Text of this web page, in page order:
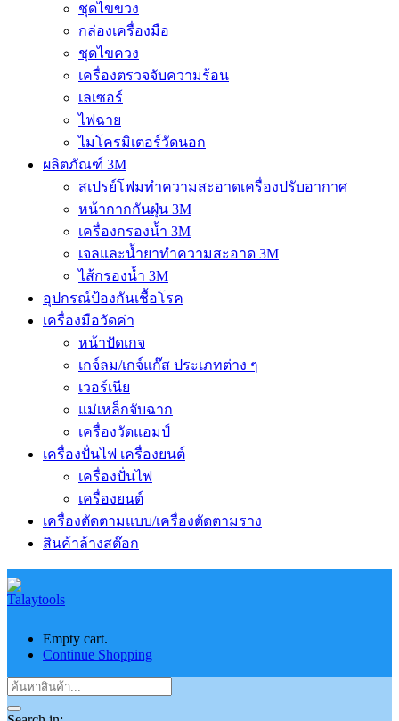
ชุดไขขวง
กล่องเครื่องมือ
ชุดไขควง
เครื่องตรวจจับความร้อน
เลเซอร์
ไฟฉาย
ไมโครมิเตอร์วัดนอก
ผลิตภัณฑ์ 3M
สเปรย์โฟมทำความสะอาดเครื่องปรับอากาศ
หน้ากากกันฝุ่น 3M
เครื่องกรองน้ำ 3M
เจลและน้ำยาทำความสะอาด 3M
ไส้กรองน้ำ 3M
อุปกรณ์ป้องกันเชื้อโรค
เครื่องมือวัดค่า
หน้าปัดเกจ
เกจ์ลม/เกจ์แก๊ส ประเภทต่าง ๆ
เวอร์เนีย
แม่เหล็กจับฉาก
เครื่องวัดแอมป์
เครื่องปั่นไฟ เครื่องยนต์
เครื่องปั่นไฟ
เครื่องยนต์
เครื่องตัดตามแบบ/เครื่องตัดตามราง
สินค้าล้างสต๊อก
Empty cart.
Continue Shopping